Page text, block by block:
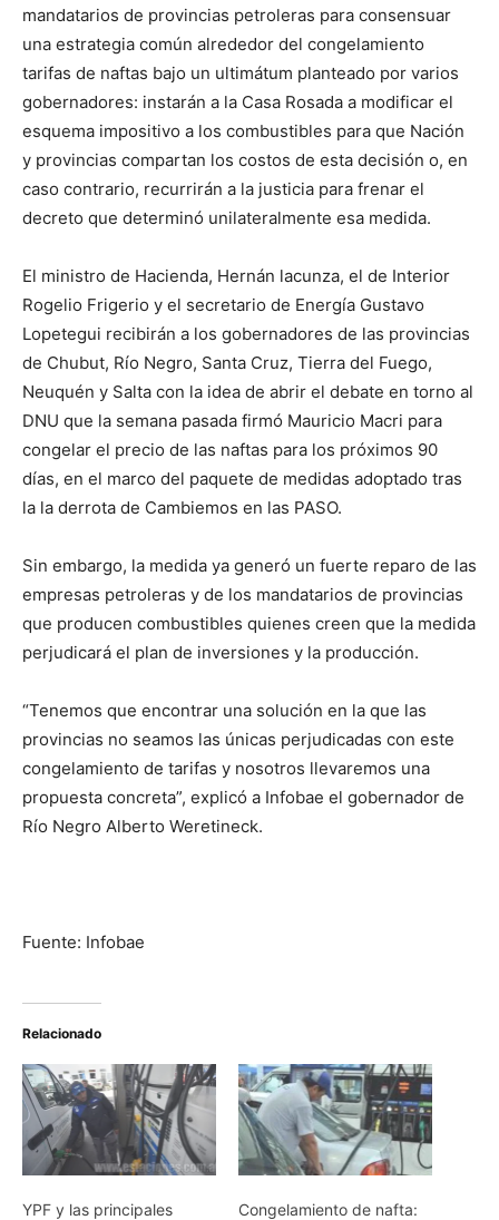
mandatarios de provincias petroleras para consensuar
una estrategia común alrededor del congelamiento
tarifas de naftas bajo un ultimátum planteado por varios
gobernadores: instarán a la Casa Rosada a modificar el
esquema impositivo a los combustibles para que Nación
y provincias compartan los costos de esta decisión o, en
caso contrario, recurrirán a la justicia para frenar el
decreto que determinó unilateralmente esa medida.
El ministro de Hacienda, Hernán lacunza, el de Interior
Rogelio Frigerio y el secretario de Energía Gustavo
Lopetegui recibirán a los gobernadores de las provincias
de Chubut, Río Negro, Santa Cruz, Tierra del Fuego,
Neuquén y Salta con la idea de abrir el debate en torno al
DNU que la semana pasada firmó Mauricio Macri para
congelar el precio de las naftas para los próximos 90
días, en el marco del paquete de medidas adoptado tras
la la derrota de Cambiemos en las PASO.
Sin embargo, la medida ya generó un fuerte reparo de las
empresas petroleras y de los mandatarios de provincias
que producen combustibles quienes creen que la medida
perjudicará el plan de inversiones y la producción.
“Tenemos que encontrar una solución en la que las
provincias no seamos las únicas perjudicadas con este
congelamiento de tarifas y nosotros llevaremos una
propuesta concreta”, explicó a Infobae el gobernador de
Río Negro Alberto Weretineck.
Fuente: Infobae
Relacionado
YPF y las principales
Congelamiento de nafta: